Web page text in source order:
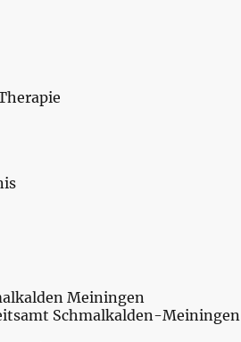
Meiningen
Schmalkalden-Meiningen